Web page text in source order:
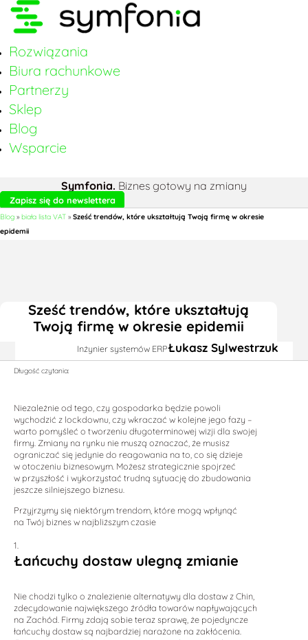
Rozwiązania
Biura rachunkowe
Partnerzy
Sklep
Blog
Wsparcie
Symfonia. Biznes gotowy na zmiany
Zapisz się do newslettera
Blog » biała lista VAT » Sześć trendów, które ukształtują Twoją firmę w okresie
epidemii
Sześć trendów, które ukształtują
Twoją firmę w okresie epidemii
Łukasz Sylwestrzuk
Inżynier systemów ERP
Długość czytania:
Niezależnie od tego, czy gospodarka będzie powoli
wychodzić z lockdownu, czy wkraczać w kolejne jego fazy –
warto pomyśleć o tworzeniu długoterminowej wizji dla swojej
firmy. Zmiany na rynku nie muszą oznaczać, że musisz
ograniczać się jedynie do reagowania na to, co się dzieje
w otoczeniu biznesowym. Możesz strategicznie spojrzeć
w przyszłość i wykorzystać trudną sytuację do zbudowania
jeszcze silniejszego biznesu.
Przyjrzymy się niektórym trendom, które mogą wpłynąć
na Twój biznes w najbliższym czasie
Łańcuchy dostaw ulegną zmianie
Nie chodzi tylko o znalezienie alternatywy dla dostaw z Chin,
zdecydowanie największego źródła towarów napływających
na Zachód. Firmy zdają sobie teraz sprawę, że pojedyncze
łańcuchy dostaw są najbardziej narażone na zakłócenia.